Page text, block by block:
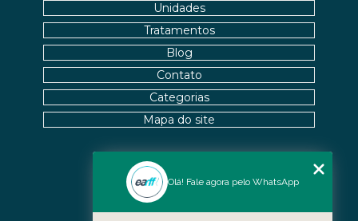
Nossas Unidades
Unidades
Tratamentos
Blog
Contato
Categorias
Mapa do site
Olá! Fale agora pelo WhatsApp